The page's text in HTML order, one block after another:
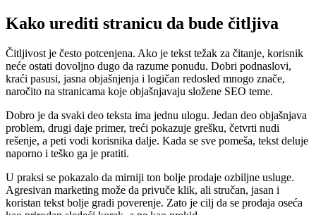
Kako urediti stranicu da bude čitljiva
Čitljivost je često potcenjena. Ako je tekst težak za čitanje, korisnik
neće ostati dovoljno dugo da razume ponudu. Dobri podnaslovi,
kraći pasusi, jasna objašnjenja i logičan redosled mnogo znače,
naročito na stranicama koje objašnjavaju složene SEO teme.
Dobro je da svaki deo teksta ima jednu ulogu. Jedan deo objašnjava
problem, drugi daje primer, treći pokazuje grešku, četvrti nudi
rešenje, a peti vodi korisnika dalje. Kada se sve pomeša, tekst deluje
naporno i teško ga je pratiti.
U praksi se pokazalo da mirniji ton bolje prodaje ozbiljne usluge.
Agresivan marketing može da privuče klik, ali stručan, jasan i
koristan tekst bolje gradi poverenje. Zato je cilj da se prodaja oseća